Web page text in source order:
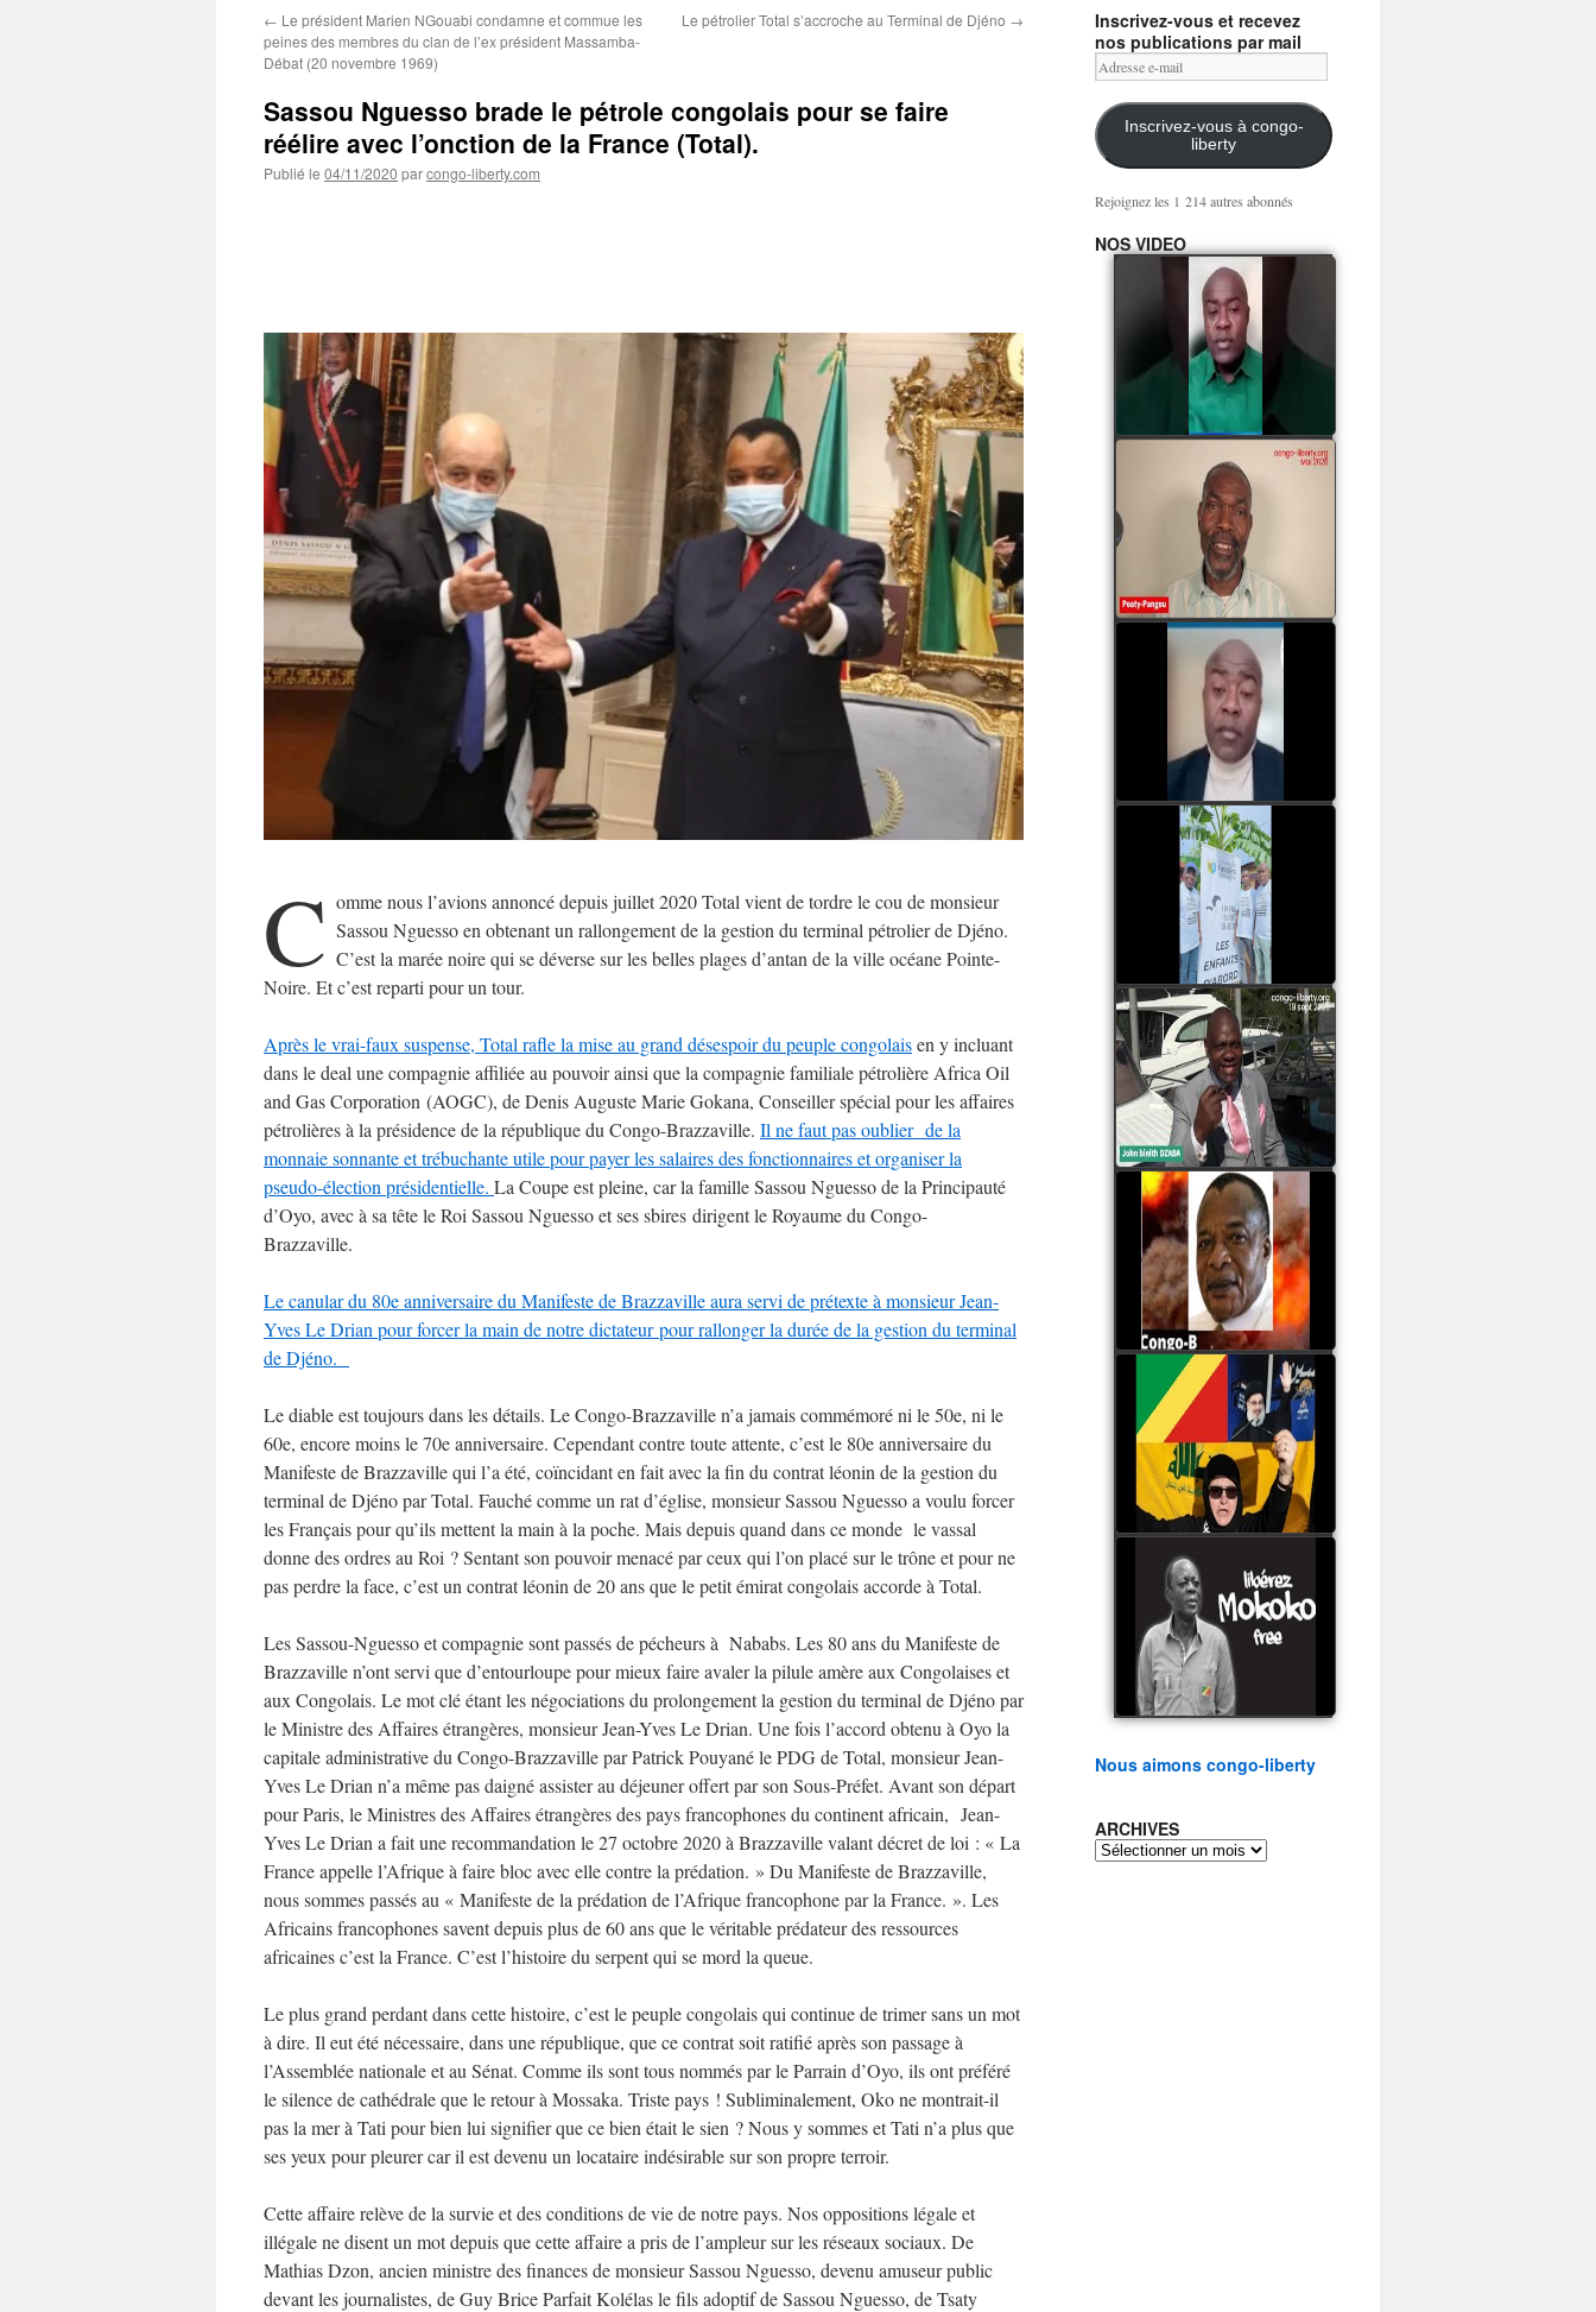
← Le président Marien NGouabi condamne et commue les
peines des membres du clan de l’ex président Massamba-
Débat (20 novembre 1969)
Le pétrolier Total s’accroche au Terminal de Djéno →
Sassou Nguesso brade le pétrole congolais pour se faire
réélire avec l’onction de la France (Total).
Publié le 04/11/2020 parcongo-liberty.com
C omme nous l’avions annoncé depuis juillet 2020 Total vient de tordre le cou de monsieur
Sassou Nguesso en obtenant un rallongement de la gestion du terminal pétrolier de Djéno.
C’est la marée noire qui se déverse sur les belles plages d’antan de la ville océane Pointe-
Noire. Et c’est reparti pour un tour.
Après le vrai-faux suspense, Total rafle la mise au grand désespoir du peuple congolaisen y incluant
dans le deal une compagnie affiliée au pouvoir ainsi que la compagnie familiale pétrolière Africa Oil
and Gas Corporation (AOGC), de Denis Auguste Marie Gokana, Conseiller spécial pour les affaires
pétrolières à la présidence de la république du Congo-Brazzaville. Il ne faut pas oublier de la
monnaie sonnante et trébuchante utile pour payer les salaires des fonctionnaires et organiser la
pseudo-élection présidentielle. La Coupe est pleine, car la famille Sassou Nguesso de la Principauté
d’Oyo, avec à sa tête le Roi Sassou Nguesso et ses sbires dirigent le Royaume du Congo-
Brazzaville.
Le canular du 80e anniversaire du Manifeste de Brazzaville aura servi de prétexte à monsieur Jean-
Yves Le Drian pour forcer la main de notre dictateur pour rallonger la durée de la gestion du terminal
de Djéno.
Le diable est toujours dans les détails. Le Congo-Brazzaville n’a jamais commémoré ni le 50e, ni le
60e, encore moins le 70e anniversaire. Cependant contre toute attente, c’est le 80e anniversaire du
Manifeste de Brazzaville qui l’a été, coïncidant en fait avec la fin du contrat léonin de la gestion du
terminal de Djéno par Total. Fauché comme un rat d’église, monsieur Sassou Nguesso a voulu forcer
les Français pour qu’ils mettent la main à la poche. Mais depuis quand dans ce monde le vassal
donne des ordres au Roi ? Sentant son pouvoir menacé par ceux qui l’on placé sur le trône et pour ne
pas perdre la face, c’est un contrat léonin de 20 ans que le petit émirat congolais accorde à Total.
Les Sassou-Nguesso et compagnie sont passés de pécheurs à Nababs. Les 80 ans du Manifeste de
Brazzaville n’ont servi que d’entourloupe pour mieux faire avaler la pilule amère aux Congolaises et
aux Congolais. Le mot clé étant les négociations du prolongement la gestion du terminal de Djéno par
le Ministre des Affaires étrangères, monsieur Jean-Yves Le Drian. Une fois l’accord obtenu à Oyo la
capitale administrative du Congo-Brazzaville par Patrick Pouyané le PDG de Total, monsieur Jean-
Yves Le Drian n’a même pas daigné assister au déjeuner offert par son Sous-Préfet. Avant son départ
pour Paris, le Ministres des Affaires étrangères des pays francophones du continent africain, Jean-
Yves Le Drian a fait une recommandation le 27 octobre 2020 à Brazzaville valant décret de loi : « La
France appelle l’Afrique à faire bloc avec elle contre la prédation. » Du Manifeste de Brazzaville,
nous sommes passés au « Manifeste de la prédation de l’Afrique francophone par la France. ». Les
Africains francophones savent depuis plus de 60 ans que le véritable prédateur des ressources
africaines c’est la France. C’est l’histoire du serpent qui se mord la queue.
Le plus grand perdant dans cette histoire, c’est le peuple congolais qui continue de trimer sans un mot
à dire. Il eut été nécessaire, dans une république, que ce contrat soit ratifié après son passage à
l’Assemblée nationale et au Sénat. Comme ils sont tous nommés par le Parrain d’Oyo, ils ont préféré
le silence de cathédrale que le retour à Mossaka. Triste pays ! Subliminalement, Oko ne montrait-il
pas la mer à Tati pour bien lui signifier que ce bien était le sien ? Nous y sommes et Tati n’a plus que
ses yeux pour pleurer car il est devenu un locataire indésirable sur son propre terroir.
Cette affaire relève de la survie et des conditions de vie de notre pays. Nos oppositions légale et
illégale ne disent un mot depuis que cette affaire a pris de l’ampleur sur les réseaux sociaux. De
Mathias Dzon, ancien ministre des finances de monsieur Sassou Nguesso, devenu amuseur public
devant les journalistes, de Guy Brice Parfait Kolélas le fils adoptif de Sassou Nguesso, de Tsaty
Inscrivez-vous et recevez
nos publications par mail
Adresse
e-
mail
Inscrivez-vous à congo-
liberty
Rejoignez les 1 214 autres abonnés
NOS VIDEO
Mingwa BIANGO : Ni
les mercenaires russes,
ni la garde présidentielle
ne mourront pour
Sassou Denis
watch video
POATY PANGOU
parle de la coquille vide
Collinet Makosso, des
assassinats des jeunes
par Serge OBOA
watch video
Sassou Nguesso est
revenu au pouvoir par
les armes, il ne quittera
le pouvoir que par la
force
watch video
watch video
John Binith Dzaba
s'exprime sur le voyage
de Rodrigue Malanda
Samba à Paris
watch video
Poaty Pangou La
Conférence des ethnies
est la seule solution pour
éviter la scission du
Congo B
watch video
Les liaisons dangereuses
du clan Sassou Nguesso
avec le Hezbollah
watch video
Le Général Mokoko est
l'unique légitimité
présidentielle du peuple
congolais
watch video
Nous aimons congo-liberty
ARCHIVES
ARCHIVES